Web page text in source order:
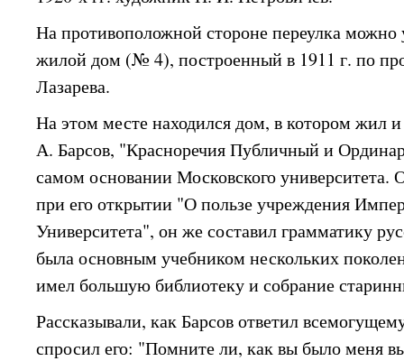
На противоположной стороне переулка
жилой дом (№ 4), построенный в 1911 г. по
Лазарева.
На этом месте находился дом, в котором жил
А. Барсов, "Красноречия Публичный и
самом основании Московского университета.
при его открытии "О пользе учреждения
Университета", он же составил грамматику
была основным учебником нескольких
имел большую библиотеку и собрание
Рассказывали, как Барсов ответил
спросил его: "Помните ли, как вы было меня